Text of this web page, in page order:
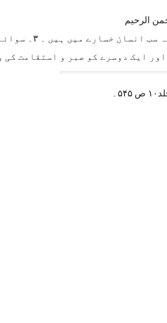
الرحیم
۱۔ قسم ہے
ایک دوسرے کو صبر و استقامت کی